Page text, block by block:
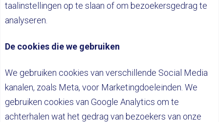
taalinstellingen op te slaan of om bezoekersgedrag te
analyseren.
De cookies die we gebruiken
We gebruiken cookies van verschillende Social Media
kanalen, zoals Meta, voor Marketingdoeleinden. We
gebruiken cookies van Google Analytics om te
achterhalen wat het gedrag van bezoekers van onze